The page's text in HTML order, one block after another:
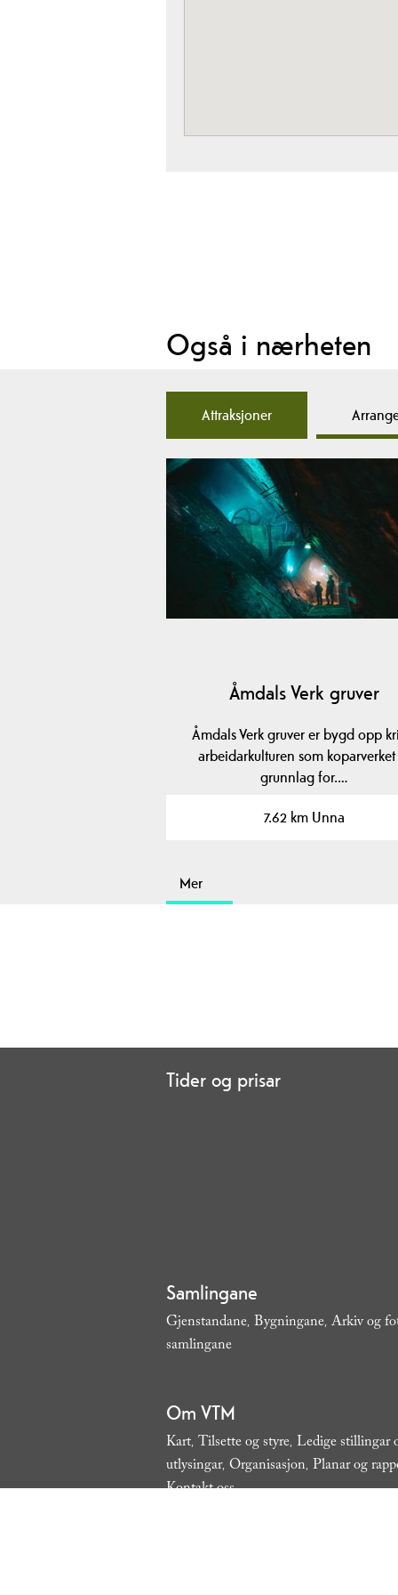
Også i nærheten
Attraksjoner
Åmdals Verk gruver
Åmdals Verk gruver er bygd opp
arbeidarkulturen som
grunnlag for.…
7.62 km Unna
Mer
Tider og prisar
Samlingane
Gjenstandane, Bygningane, Arkiv og
samlingane
Om VTM
Kart, Tilsette og styre, Ledige stillingar
utlysingar, Organisasjon, Planar og
Kontakt oss,